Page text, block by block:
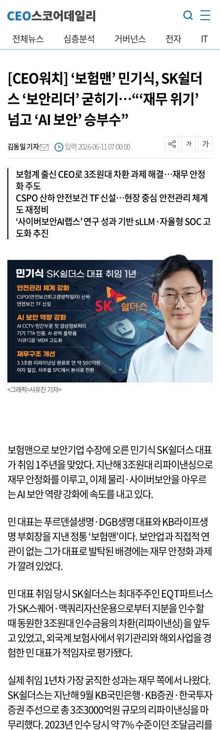
전체뉴스 심층분석 거버넌스 전자 IT
[CEO워치] ‘보험맨’ 민기식, SK쉴더
스 ‘보안리더’ 굳히기…“‘재무 위기’
넘고 ‘AI 보안’ 승부수”
김동일 기자 입력 2026-06-11 07:00:00
보험계 출신 CEO로 3조원대 차환 과제 해결…재무 안정
화 주도
CSPO 산하 안전보건 TF 신설…현장 중심 안전관리 체계
도 재정비
‘사이버보안AI랩스’ 연구 성과 기반 sLLM·자율형 SOC 고
도화 추진
<그래픽=사유진 기자>
보험맨으로 보안기업 수장에 오른 민기식 SK쉴더스 대표
가 취임 1주년을 맞았다. 지난해 3조원대 리파이낸싱으로
재무 안정화를 이루고, 이제 물리·사이버보안을 아우르
는 AI 보안 역량 강화에 속도를 내고 있다.
민 대표는 푸르덴셜생명·DGB생명 대표와 KB라이프생
명 부회장을 지낸 정통 ‘보험맨’이다. 보안업과 직접적 연
관이 없는 그가 대표로 발탁된 배경에는 재무 안정화 과제
가 깔려 있었다.
민 대표 취임 당시 SK쉴더스는 최대주주인 EQT파트너스
가 SK스퀘어·맥쿼리자산운용으로부터 지분을 인수할
때 동원한 3조원대 인수금융의 차환(리파이낸싱)을 앞두
고 있었고, 외국계 보험사에서 위기관리와 해외사업을 경
험한 민 대표가 적임자로 평가됐다.
실제 취임 1년차 가장 굵직한 성과는 재무 쪽에서 나왔다.
SK쉴더스는 지난해 9월 KB국민은행·KB증권·한국투자
증권 주선으로 총 3조3000억원 규모의 리파이낸싱을 마
무리했다. 2023년 인수 당시 약 7% 수준이던 조달금리를